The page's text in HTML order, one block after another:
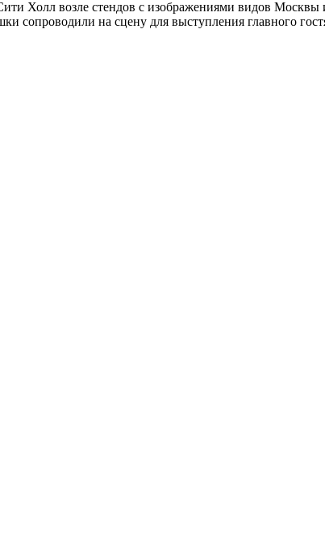
Холл возле стендов с изображениями видов
сопроводили на сцену для выступления главного